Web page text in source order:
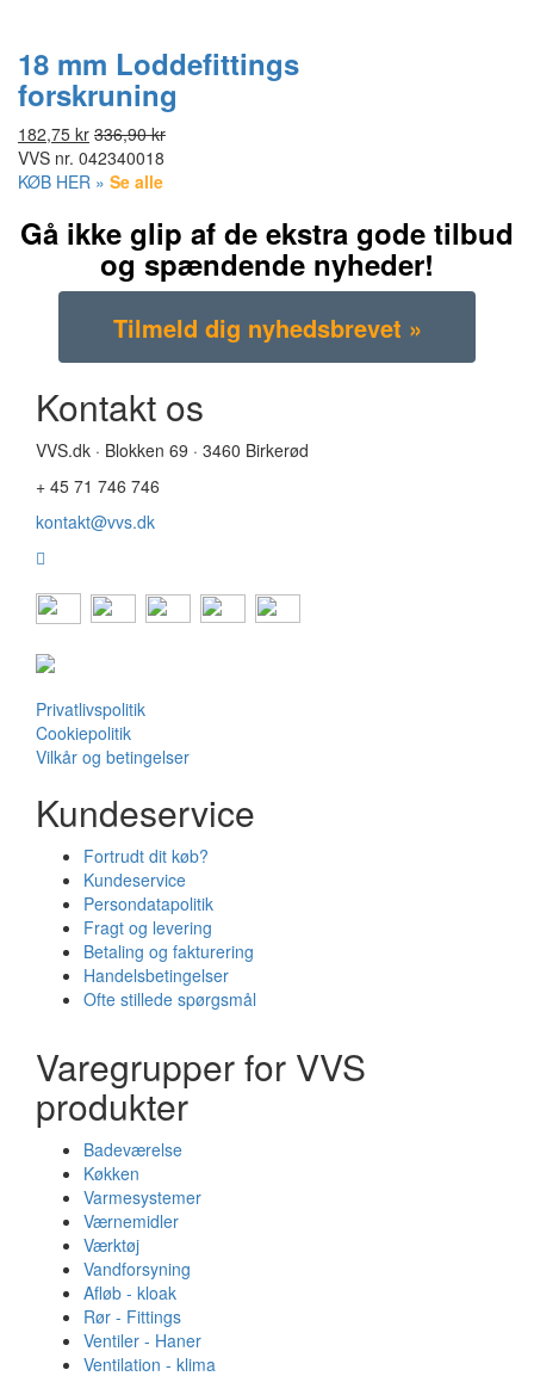
18 mm Loddefittings
forskruning
182,75 kr 336,90 kr
VVS nr. 042340018
KØB HER » Se alle
Gå ikke glip af de ekstra gode tilbud
og spændende nyheder!
Kontakt os
VVS.dk · Blokken 69 · 3460 Birkerød
+ 45 71 746 746
kontakt@vvs.dk
Privatlivspolitik
Cookiepolitik
Vilkår og betingelser
Kundeservice
Fortrudt dit køb?
Kundeservice
Persondatapolitik
Fragt og levering
Betaling og fakturering
Handelsbetingelser
Ofte stillede spørgsmål
Varegrupper for VVS
produkter
Badeværelse
Køkken
Varmesystemer
Værnemidler
Værktøj
Vandforsyning
Afløb - kloak
Rør - Fittings
Ventiler - Haner
Ventilation - klima